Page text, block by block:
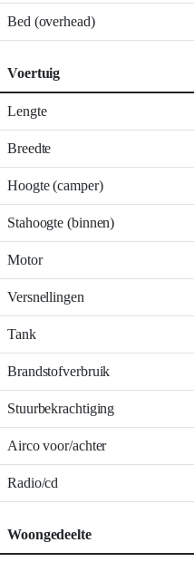
Bed (overhead)
Voertuig
Lengte
Breedte
Hoogte (camper)
Stahoogte (binnen)
Motor
Versnellingen
Tank
Brandstofverbruik
Stuurbekrachtiging
Airco voor/achter
Radio/cd
Woongedeelte